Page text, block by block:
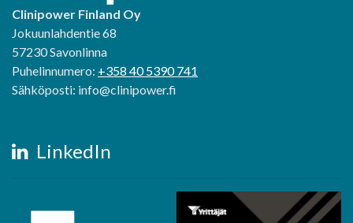
LinkedIn
Clinipower Finland Oy
Jokuunlahdentie 68
57230 Savonlinna
Puhelinnumero: +358 40 5390 741
Sähköposti: info@clinipower.fi